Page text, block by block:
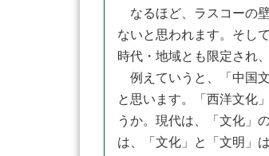
なるほど、ラスコーの
ないと思われます。そし
時代・地域とも限定され
例えていうと、「中国
と思います。「西洋文化
うか。現代は、「文化」
は、「文化」と「文明」